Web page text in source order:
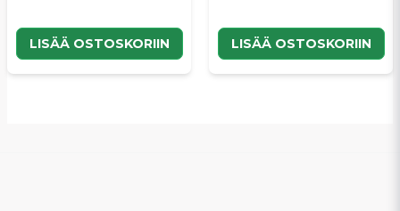
LISÄÄ OSTOSKORIIN LISÄÄ OSTOSKORIIN